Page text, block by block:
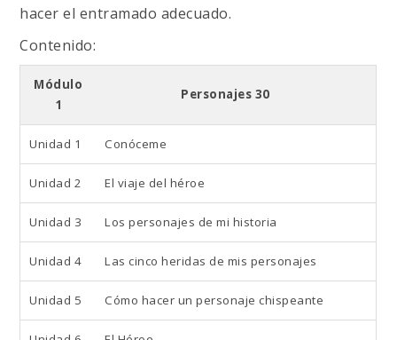
hacer el entramado adecuado.
Contenido:
Módulo
1
Personajes 30
Unidad 1 Conóceme
Unidad 2 El viaje del héroe
Unidad 3 Los personajes de mi historia
Unidad 4 Las cinco heridas de mis personajes
Unidad 5 Cómo hacer un personaje chispeante